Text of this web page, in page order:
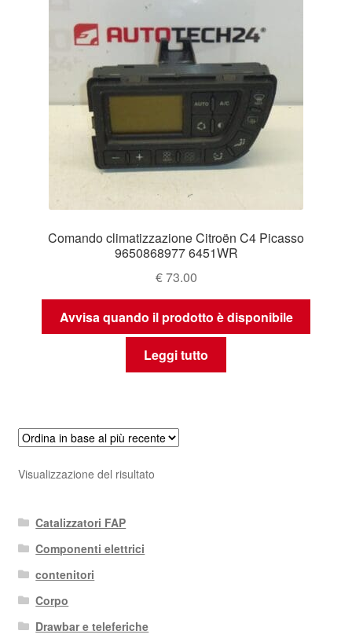
Comando climatizzazione Citroën C4 Picasso
9650868977 6451WR
€73.00
Avvisa quando il prodotto è disponibile
Leggi tutto
Visualizzazione del risultato
Catalizzatori FAP
Componenti elettrici
contenitori
Corpo
Drawbar e teleferiche